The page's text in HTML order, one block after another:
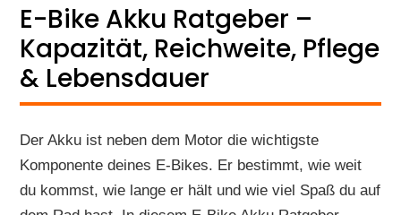
E-Bike Akku Ratgeber –
Kapazität, Reichweite, Pflege
& Lebensdauer
Der Akku ist neben dem Motor die wichtigste
Komponente deines E-Bikes. Er bestimmt, wie weit
du kommst, wie lange er hält und wie viel Spaß du auf